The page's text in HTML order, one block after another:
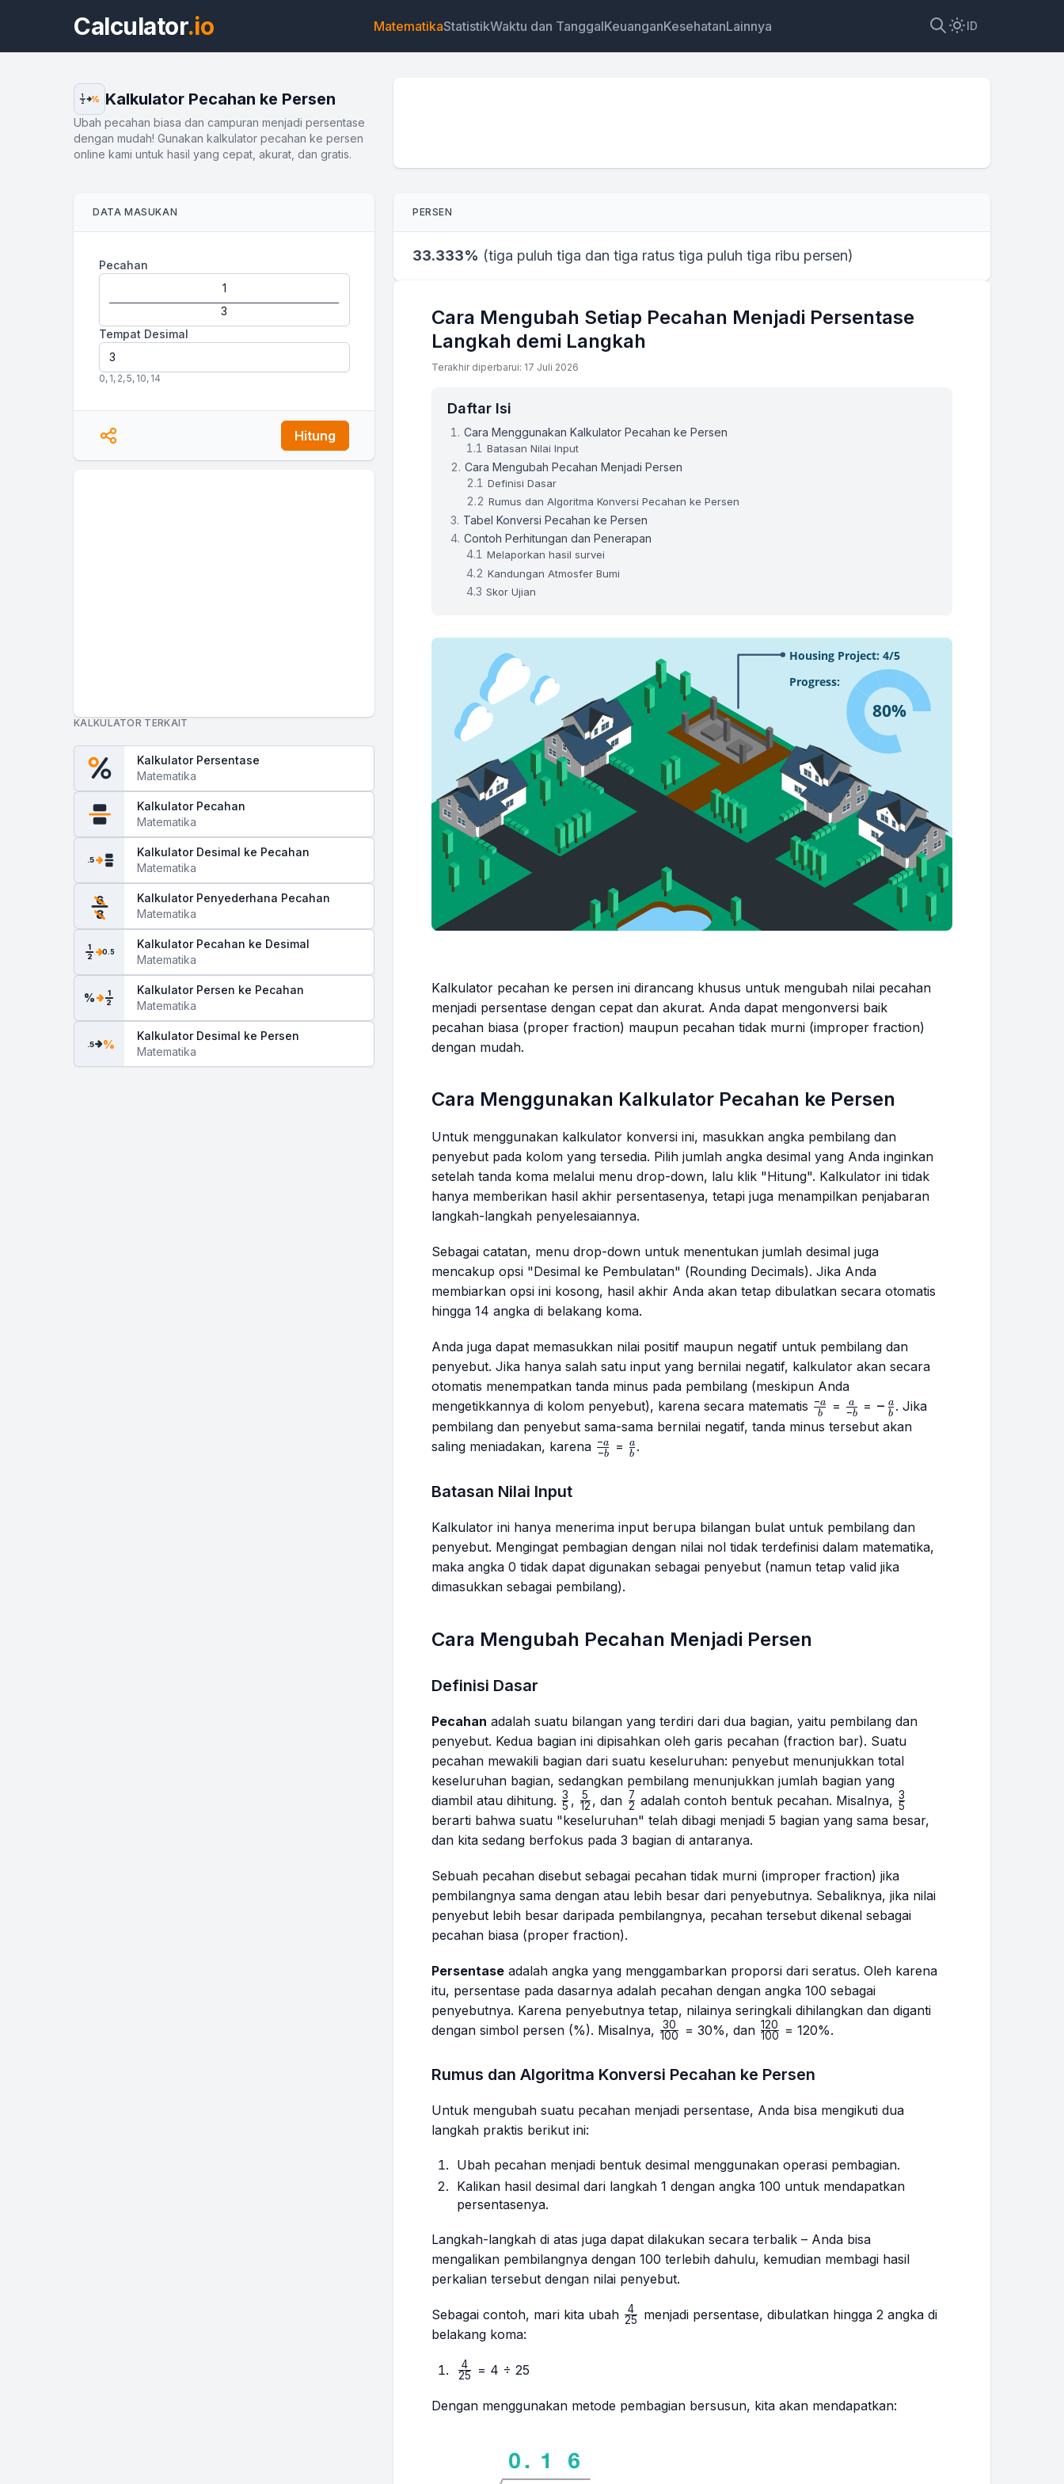
Calculator.io MatematikaStatistikWaktu dan TanggalKeuanganKesehatanLainnya ID
1
2
% Kalkulator Pecahan ke Persen
Ubah pecahan biasa dan campuran menjadi persentase
dengan mudah! Gunakan kalkulator pecahan ke persen
online kami untuk hasil yang cepat, akurat, dan gratis.
DATA MASUKAN
Pecahan
Tempat Desimal
0, 1, 2,5, 10, 14
Hitung
KALKULATOR TERKAIT
Kalkulator Persentase
Matematika
Kalkulator Pecahan
Matematika
.5
Kalkulator Desimal ke Pecahan
Matematika
6
8
Kalkulator Penyederhana Pecahan
Matematika
1
2 0.5
Kalkulator Pecahan ke Desimal
Matematika
% 1
2
Kalkulator Persen ke Pecahan
Matematika
.5 %
Kalkulator Desimal ke Persen
Matematika
PERSEN
33.333% (tiga puluh tiga dan tiga ratus tiga puluh tiga ribu persen)
Cara Mengubah Setiap Pecahan Menjadi Persentase
Langkah demi Langkah
Terakhir diperbarui: 17 Juli 2026
Daftar Isi
Cara Menggunakan Kalkulator Pecahan ke Persen
Batasan Nilai Input
Cara Mengubah Pecahan Menjadi Persen
Definisi Dasar
Rumus dan Algoritma Konversi Pecahan ke Persen
Tabel Konversi Pecahan ke Persen
Contoh Perhitungan dan Penerapan
Melaporkan hasil survei
Kandungan Atmosfer Bumi
Skor Ujian
Kalkulator pecahan ke persen ini dirancang khusus untuk mengubah nilai pecahan
menjadi persentase dengan cepat dan akurat. Anda dapat mengonversi baik
pecahan biasa (proper fraction) maupun pecahan tidak murni (improper fraction)
dengan mudah.
Cara Menggunakan Kalkulator Pecahan ke Persen
Untuk menggunakan kalkulator konversi ini, masukkan angka pembilang dan
penyebut pada kolom yang tersedia. Pilih jumlah angka desimal yang Anda inginkan
setelah tanda koma melalui menu drop-down, lalu klik "Hitung". Kalkulator ini tidak
hanya memberikan hasil akhir persentasenya, tetapi juga menampilkan penjabaran
langkah-langkah penyelesaiannya.
Sebagai catatan, menu drop-down untuk menentukan jumlah desimal juga
mencakup opsi "Desimal ke Pembulatan" (Rounding Decimals). Jika Anda
membiarkan opsi ini kosong, hasil akhir Anda akan tetap dibulatkan secara otomatis
hingga 14 angka di belakang koma.
Anda juga dapat memasukkan nilai positif maupun negatif untuk pembilang dan
penyebut. Jika hanya salah satu input yang bernilai negatif, kalkulator akan secara
otomatis menempatkan tanda minus pada pembilang (meskipun Anda
mengetikkannya di kolom penyebut), karena secara matematis \frac{-
a}{b}
b
−a = \frac{a}
{-b}
−b
a = -
\frac{a}
− b
a . Jika
pembilang dan penyebut sama-sama bernilai negatif, tanda minus tersebut akan
saling meniadakan, karena \frac{-
−b
−a = \frac{a}
b
a .
Batasan Nilai Input
Kalkulator ini hanya menerima input berupa bilangan bulat untuk pembilang dan
penyebut. Mengingat pembagian dengan nilai nol tidak terdefinisi dalam matematika,
maka angka 0 tidak dapat digunakan sebagai penyebut (namun tetap valid jika
dimasukkan sebagai pembilang).
Cara Mengubah Pecahan Menjadi Persen
Definisi Dasar
Pecahan adalah suatu bilangan yang terdiri dari dua bagian, yaitu pembilang dan
penyebut. Kedua bagian ini dipisahkan oleh garis pecahan (fraction bar). Suatu
pecahan mewakili bagian dari suatu keseluruhan: penyebut menunjukkan total
keseluruhan bagian, sedangkan pembilang menunjukkan jumlah bagian yang
diambil atau dihitung. \frac{3}
{5}
5
3 , \frac{5}
{12}
12
5 , dan \frac{7}
{2}
2
7 adalah contoh bentuk pecahan. Misalnya, \frac{3}
{5}
5
3
berarti bahwa suatu "keseluruhan" telah dibagi menjadi 5 bagian yang sama besar,
dan kita sedang berfokus pada 3 bagian di antaranya.
Sebuah pecahan disebut sebagai pecahan tidak murni (improper fraction) jika
pembilangnya sama dengan atau lebih besar dari penyebutnya. Sebaliknya, jika nilai
penyebut lebih besar daripada pembilangnya, pecahan tersebut dikenal sebagai
pecahan biasa (proper fraction).
Persentase adalah angka yang menggambarkan proporsi dari seratus. Oleh karena
itu, persentase pada dasarnya adalah pecahan dengan angka 100 sebagai
penyebutnya. Karena penyebutnya tetap, nilainya seringkali dihilangkan dan diganti
dengan simbol persen (%). Misalnya, \frac{30}
100
30 = 30%, dan \frac{120}
100
120 = 120%.
Rumus dan Algoritma Konversi Pecahan ke Persen
Untuk mengubah suatu pecahan menjadi persentase, Anda bisa mengikuti dua
langkah praktis berikut ini:
Ubah pecahan menjadi bentuk desimal menggunakan operasi pembagian.
Kalikan hasil desimal dari langkah 1 dengan angka 100 untuk mendapatkan
persentasenya.
Langkah-langkah di atas juga dapat dilakukan secara terbalik – Anda bisa
mengalikan pembilangnya dengan 100 terlebih dahulu, kemudian membagi hasil
perkalian tersebut dengan nilai penyebut.
Sebagai contoh, mari kita ubah \frac{4}
25
4
menjadi persentase, dibulatkan hingga 2 angka di
belakang koma:
\frac{4}
25
4 = 4 ÷ 25
Dengan menggunakan metode pembagian bersusun, kita akan mendapatkan: